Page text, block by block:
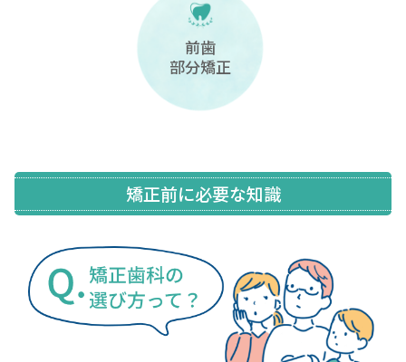
前歯
部分矯正
矯正前に必要な知識